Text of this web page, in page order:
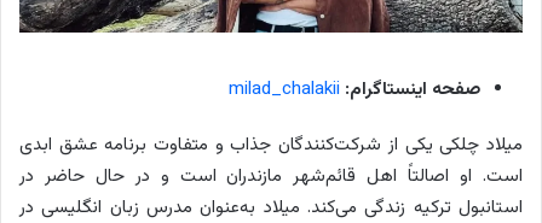
صفحه اینستاگرام: milad_chalakii
میلاد چلکی یکی از شرکت‌کنندگان جذاب و متفاوت برنامه عشق ابدی
است. او اصالتاً اهل قائم‌شهر مازندران است و در حال حاضر در
استانبول ترکیه زندگی می‌کند. میلاد به‌عنوان مدرس زبان انگلیسی در